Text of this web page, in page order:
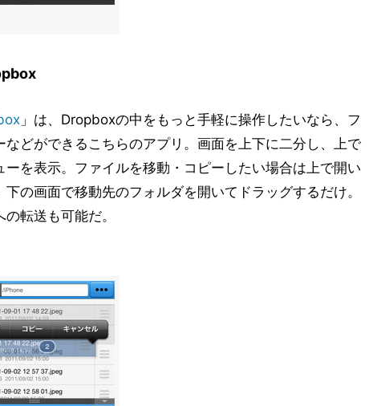
」は、Dropboxの中をもっと手軽に操作したいなら、フ
などができるこちらのアプリ。画面を上下に二分し、上で
を表示。ファイルを移動・コピーしたい場合は上で開い
の画面で移動先のフォルダを開いてドラッグするだけ。
転送も可能だ。